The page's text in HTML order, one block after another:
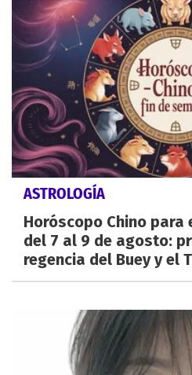
ASTROLOGÍA
Horóscopo Chino para
del 7 al 9 de agosto:
regencia del Buey y el